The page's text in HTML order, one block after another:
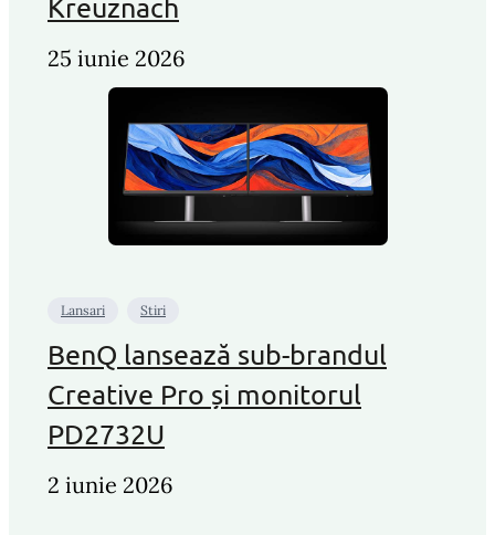
Kreuznach
25 iunie 2026
Lansari Stiri
BenQ lansează sub-brandul
Creative Pro și monitorul
PD2732U
2 iunie 2026